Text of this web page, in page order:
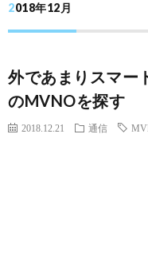
2018年12月
外であまりスマー
のMVNOを探す
2018.12.21 通信